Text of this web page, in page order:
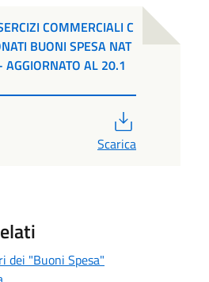
COMMERCIALI C
BUONI SPESA NAT
AL 20.1
Scarica
dei "Buoni Spesa"